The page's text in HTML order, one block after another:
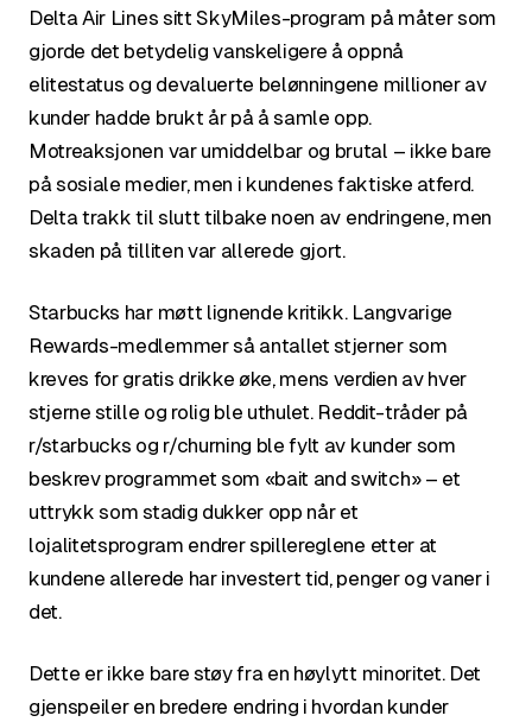
Delta Air Lines sitt SkyMiles-program på måter som
gjorde det betydelig vanskeligere å oppnå
elitestatus og devaluerte belønningene millioner av
kunder hadde brukt år på å samle opp.
Motreaksjonen var umiddelbar og brutal – ikke bare
på sosiale medier, men i kundenes faktiske atferd.
Delta trakk til slutt tilbake noen av endringene, men
skaden på tilliten var allerede gjort.
Starbucks har møtt lignende kritikk. Langvarige
Rewards-medlemmer så antallet stjerner som
kreves for gratis drikke øke, mens verdien av hver
stjerne stille og rolig ble uthulet. Reddit-tråder på
r/starbucks og r/churning ble fylt av kunder som
beskrev programmet som «bait and switch» – et
uttrykk som stadig dukker opp når et
lojalitetsprogram endrer spillereglene etter at
kundene allerede har investert tid, penger og vaner i
det.
Dette er ikke bare støy fra en høylytt minoritet. Det
gjenspeiler en bredere endring i hvordan kunder